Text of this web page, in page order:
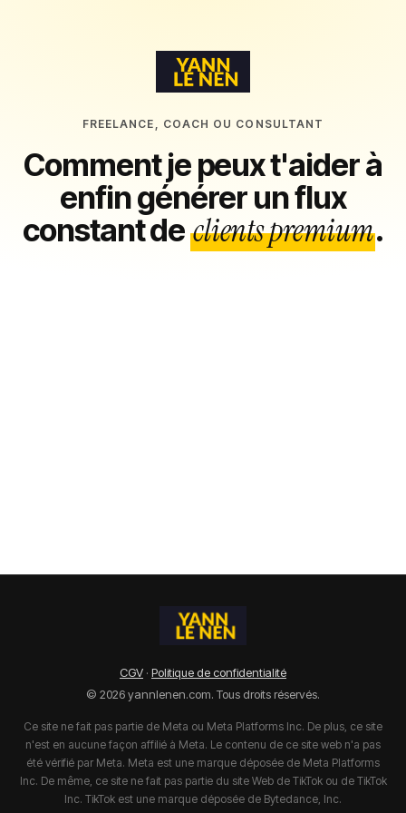
FREELANCE, COACH OU CONSULTANT
Comment je peux t'aider à
enfin générer un flux
constant declients premium.
CGV · Politique de confidentialité
© 2026 yannlenen.com. Tous droits réservés.
Ce site ne fait pas partie de Meta ou Meta Platforms Inc. De plus, ce site
n'est en aucune façon affilié à Meta. Le contenu de ce site web n'a pas
été vérifié par Meta. Meta est une marque déposée de Meta Platforms
Inc. De même, ce site ne fait pas partie du site Web de TikTok ou de TikTok
Inc. TikTok est une marque déposée de Bytedance, Inc.